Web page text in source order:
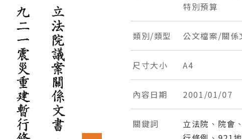
特別預算
類別/類型 公文檔案/關係
尺寸大小 A4
內容日期 2001/01/07
關鍵詞 立法院 、 院會